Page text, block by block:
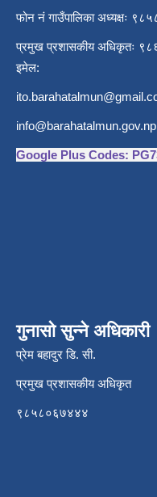
फोन नं गाउँपालिका अध्यक्षः
प्रमुख प्रशासकीय अधिकृतः
इमेल:
info@barahatalmun.gov.np
Google Plus Codes:
गुनासो सुन्ने अधिकारी
प्रेम बहादुर डि. सी.
प्रमुख प्रशासकीय अधिकृत
९८५८०६७४४४